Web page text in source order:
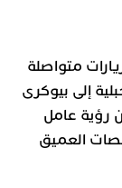
متواصلة
إلى بيوكرى
رؤية عامل
العميق